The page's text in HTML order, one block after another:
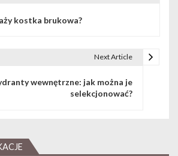
kostka brukowa?
Next Article
wewnętrzne: jak można je
selekcjonować?